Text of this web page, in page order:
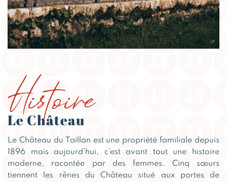
Histoire
Le Château
Le Château du Taillan est une propriété familiale depuis
1896 mais aujourd’hui, c’est avant tout une histoire
moderne, racontée par des femmes. Cinq sœurs
tiennent les rênes du Château situé aux portes de